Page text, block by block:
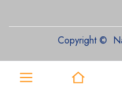
Copyright ©